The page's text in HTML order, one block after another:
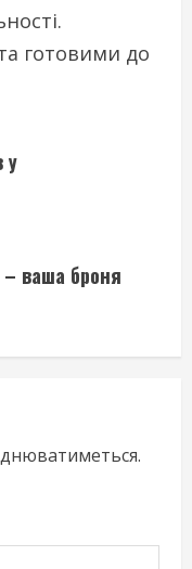
готовими до
у
ваша броня